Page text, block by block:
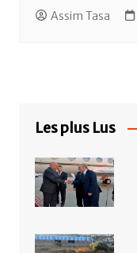
Assim Tasa
Les plus Lus